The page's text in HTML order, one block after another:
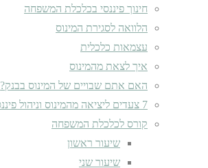
חינוך פיננסי בכלכלת המשפחה
הלוואה לסגירת המינוס
עצמאות כלכלית
איך לצאת מהמינוס
האם אתם שבויים של המינוס בבנק?
7 צעדים ליציאה מהמינוס וניהול פיננסי חכם לזוגות נשואים
קורס לכלכלת המשפחה
שיעור ראשון
שיעור שני